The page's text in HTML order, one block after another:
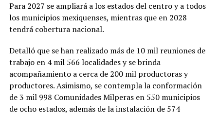
Para 2027 se ampliará a los estados del centro y a todos
los municipios mexiquenses, mientras que en 2028
tendrá cobertura nacional.
Detalló que se han realizado más de 10 mil reuniones de
trabajo en 4 mil 566 localidades y se brinda
acompañamiento a cerca de 200 mil productoras y
productores. Asimismo, se contempla la conformación
de 3 mil 998 Comunidades Milperas en 550 municipios
de ocho estados, además de la instalación de 574